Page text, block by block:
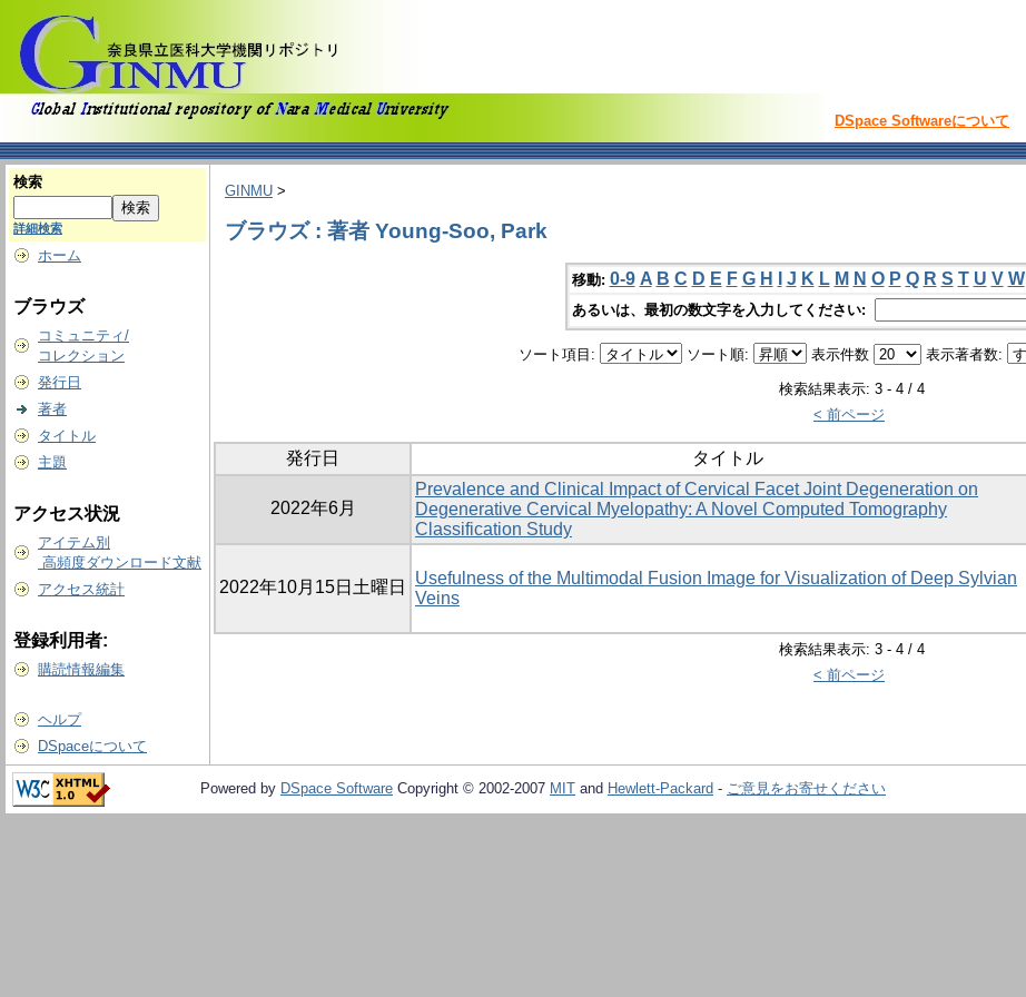
DSpace Softwareについて
検索
詳細検索
ホーム
ブラウズ
コミュニティ/
コレクション
発行日
著者
タイトル
主題
アクセス状況
アイテム別
高頻度ダウンロード文献
アクセス統計
登録利用者:
購読情報編集
ヘルプ
DSpaceについて
GINMU >
ブラウズ : 著者 Young-Soo, Park
移動: 0-9 A B C D E F G H J K L M N O P Q R S T U V W
あるいは、最初の数文字を入力してください:
ソート項目: ソート順: 表示件数 表示著者数:
検索結果表示: 3 - 4 / 4
< 前ページ
発行日 タイトル
2022年6月
Prevalence and Clinical Impact of Cervical Facet Joint Degeneration on
Degenerative Cervical Myelopathy: A Novel Computed Tomography
Classification Study
2022年10月15日土曜日
Usefulness of the Multimodal Fusion Image for Visualization of Deep Sylvian
Veins
検索結果表示: 3 - 4 / 4
< 前ページ
Powered by DSpace Software Copyright © 2002-2007 MIT and Hewlett-Packard - ご意見をお寄せください